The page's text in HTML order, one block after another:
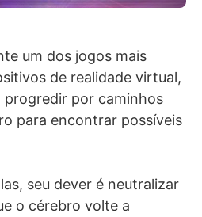
um dos jogos mais
de realidade virtual,
progredir por caminhos
para encontrar possíveis
seu dever é neutralizar
o cérebro volte a